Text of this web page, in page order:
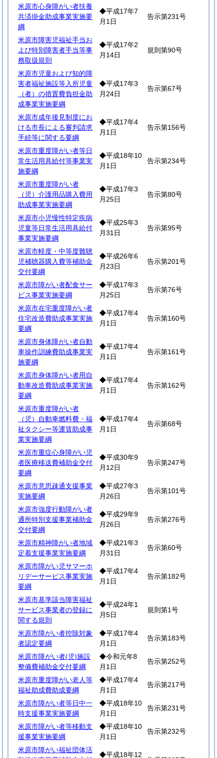
米原市心身障がい者扶養
共済掛金助成事業実施要
綱
◆平成17年7
月1日
告示第231号
米原市障害児福祉手当お
よび特別障害者手当等事
務取扱規則
◆平成17年2
月14日
規則第90号
米原市児童および知的障
害者福祉施設等入所児童
（者）の措置費負担金助
成事業実施要綱
◆平成17年3
月24日
告示第67号
米原市成年後見制度にお
ける市長による審判請求
手続等に関する要綱
◆平成17年4
月1日
告示第156号
米原市重度障がい者等日
常生活用具給付等事業実
施要綱
◆平成18年10
月1日
告示第234号
米原市重度障がい者
（児）介護用品購入費用
助成事業実施要綱
◆平成17年3
月25日
告示第80号
米原市小児慢性特定疾病
児童等日常生活用具給付
事業実施要綱
◆平成25年3
月31日
告示第95号
米原市軽度・中等度難聴
児補聴器購入費等補助金
交付要綱
◆平成26年6
月23日
告示第201号
米原市障がい者配食サー
ビス事業実施要綱
◆平成17年3
月25日
告示第76号
米原市在宅重度障がい者
住宅改造費助成事業実施
要綱
◆平成17年4
月1日
告示第160号
米原市身体障がい者自動
車操作訓練費助成事業実
施要綱
◆平成17年4
月1日
告示第161号
米原市身体障がい者用自
動車改造費助成事業実施
要綱
◆平成17年4
月1日
告示第162号
米原市重度障がい者
（児）自動車燃料費・福
祉タクシー等運賃助成事
業実施要綱
◆平成17年4
月1日
告示第68号
米原市重症心身障がい児
者医療移送費補助金交付
要綱
◆平成30年9
月12日
告示第247号
米原市意思疎通支援事業
実施要綱
◆平成27年3
月26日
告示第101号
米原市強度行動障がい者
通所特別支援事業補助金
交付要綱
◆平成29年9
月26日
告示第276号
米原市精神障がい者地域
定着支援事業実施要綱
◆平成21年3
月31日
告示第60号
米原市障がい児サマーホ
リデーサービス事業実施
要綱
◆平成17年4
月1日
告示第182号
米原市基準該当障害福祉
サービス事業者の登録に
関する規則
◆平成24年1
月5日
規則第1号
米原市障がい者控除対象
者認定要綱
◆平成17年4
月1日
告示第183号
米原市障がい者(児)施設
整備費補助金交付要綱
◆令和元年8
月1日
告示第252号
米原市重度障がい老人等
福祉助成費助成要綱
◆平成17年4
月1日
告示第217号
米原市障がい者等日中一
時支援事業実施要綱
◆平成18年10
月1日
告示第231号
米原市障がい者等移動支
援事業実施要綱
◆平成18年10
月1日
告示第232号
米原市障がい福祉団体活
◆平成18年12